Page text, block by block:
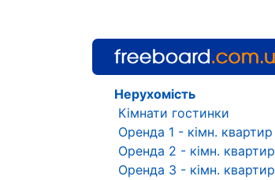
Нерухомість
Кімнати гостинки
Оренда 1 - кімн. квартир
Оренда 2 - кімн. квартир
Оренда 3 - кімн. квартир